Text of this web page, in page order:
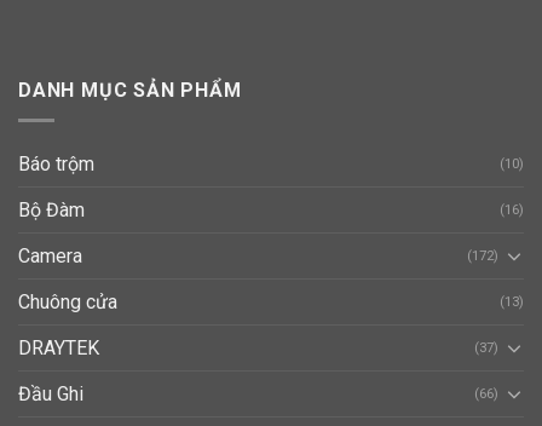
DANH MỤC SẢN PHẨM
Báo trộm (10)
Bộ Đàm (16)
Camera (172)
Chuông cửa (13)
DRAYTEK (37)
Đầu Ghi (66)